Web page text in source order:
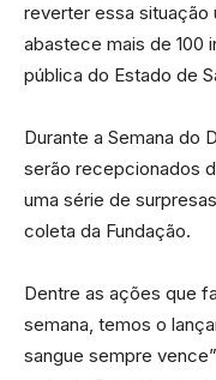
reverter essa situação
abastece mais de 100
pública do Estado de
Durante a Semana do
serão recepcionados
uma série de
coleta da Fundação.
Dentre as ações que
semana, temos o
sangue sempre